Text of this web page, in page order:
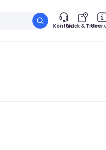
KontaktTrack & Trace
Über